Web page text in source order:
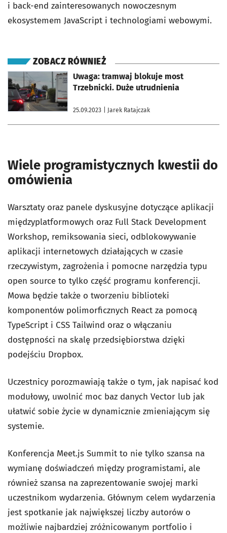
i back-end zainteresowanych nowoczesnym
ekosystemem JavaScript i technologiami webowymi.
ZOBACZ RÓWNIEŻ
Uwaga: tramwaj blokuje most
Trzebnicki. Duże utrudnienia
25.09.2023 | Jarek Ratajczak
otworzy się w nowej karcie
Wiele programistycznych kwestii do
omówienia
Warsztaty oraz panele dyskusyjne dotyczące aplikacji
międzyplatformowych oraz Full Stack Development
Workshop, remiksowania sieci, odblokowywanie
aplikacji internetowych działających w czasie
rzeczywistym, zagrożenia i pomocne narzędzia typu
open source to tylko część programu konferencji.
Mowa będzie także o tworzeniu biblioteki
komponentów polimorficznych React za pomocą
TypeScript i CSS Tailwind oraz o włączaniu
dostępności na skalę przedsiębiorstwa dzięki
podejściu Dropbox.
Uczestnicy porozmawiają także o tym, jak napisać kod
modułowy, uwolnić moc baz danych Vector lub jak
ułatwić sobie życie w dynamicznie zmieniającym się
systemie.
Konferencja Meet.js Summit to nie tylko szansa na
wymianę doświadczeń między programistami, ale
również szansa na zaprezentowanie swojej marki
uczestnikom wydarzenia. Głównym celem wydarzenia
jest spotkanie jak największej liczby autorów o
możliwie najbardziej zróżnicowanym portfolio i